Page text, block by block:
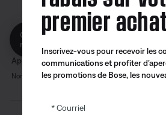
COMMANDES
Application
Non Oui
premier
Inscrivez-vous pour recevoir les
communications et profiter
les promotions de Bose, les
Courriel
Obtenez 10% de
reduction!